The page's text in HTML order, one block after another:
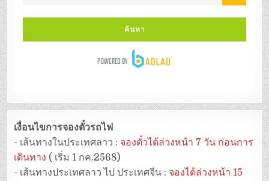
เงื่อนไขการจองตั๋วรถไฟ
- เส้นทางในประเทศลาว : จองตั๋วได้ล่วงหน้า 7 วัน ก่อนการ
เดินทาง ( เริ่ม 1 กค.2568)
- เส้นทางประเทศลาว ไป ประเทศจีน : จองได้ล่วงหน้า 15